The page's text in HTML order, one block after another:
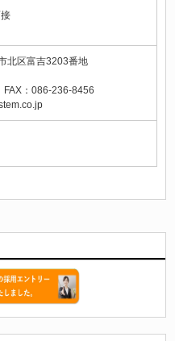
北区富吉3203番地
：086-236-8456